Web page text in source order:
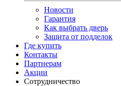
Новости
Гарантия
Как выбрать дверь
Защита от подделок
Где купить
Контакты
Партнерам
Акции
Сотрудничество